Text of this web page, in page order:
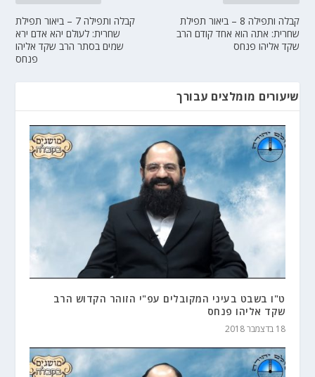
קבלה ותפילה 7 – ביאור תפילת
שחרית: לעולם יהא אדם ירא
שמים בסתר הרב שקד אליהו
פנחס
קבלה ותפילה 8 – ביאור תפילת
שחרית: אתה הוא אחד קודם הרב
שקד אליהו פנחס
שיעורים מומלצים עבורך
ט"ו בשבט בעיני המקובלים עפ"י הזוהר הקדוש הרב
שקד אליהו פנחס
18 בדצמבר 2018